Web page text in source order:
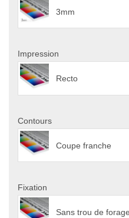
3mm
Impression
Recto
Contours
Coupe franche
Fixation
Sans trou de forage